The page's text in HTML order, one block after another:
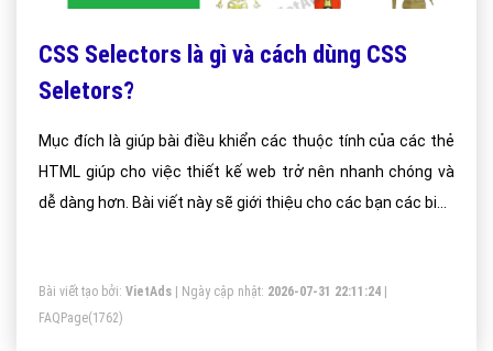
CSS Selectors là gì và cách dùng CSS
Seletors?
Mục đích là giúp bài điều khiển các thuộc tính của các thẻ
HTML giúp cho việc thiết kế web trở nên nhanh chóng và
dễ dàng hơn. Bài viết này sẽ giới thiệu cho các bạn các biểu
Bài viết tạo bởi: VietAds | Ngày cập nhật: 2026-07-31 22:11:24
FAQPage(1762)